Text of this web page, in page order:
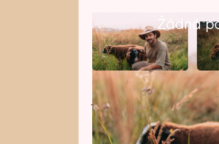
Žádná
Je červen, léto se blíží
mise. Jenže na farmě
Dne dětí tak řeší